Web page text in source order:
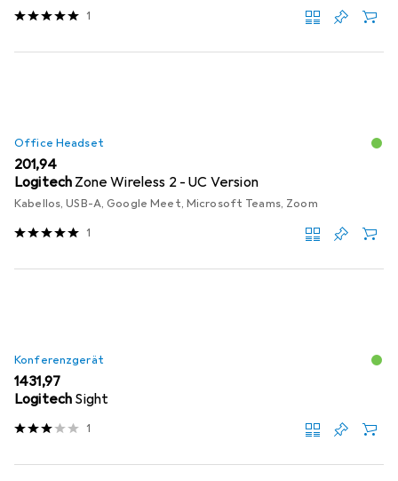
1
Office Headset
EUR
201,94
Logitech Zone Wireless 2 - UC Version
Kabellos, USB-A, Google Meet, Microsoft Teams, Zoom
1
Konferenzgerät
EUR
1431,97
Logitech Sight
1